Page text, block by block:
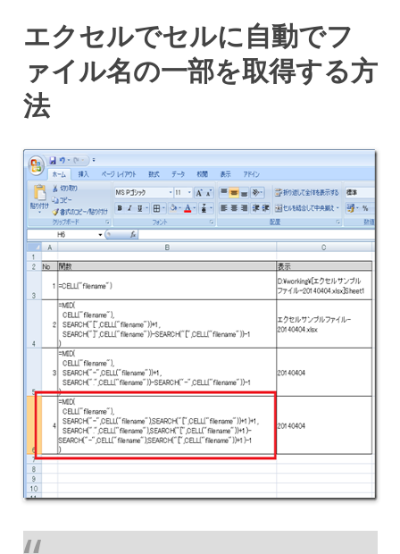
エクセルでセルに自動でフ
ァイル名の一部を取得する方
法